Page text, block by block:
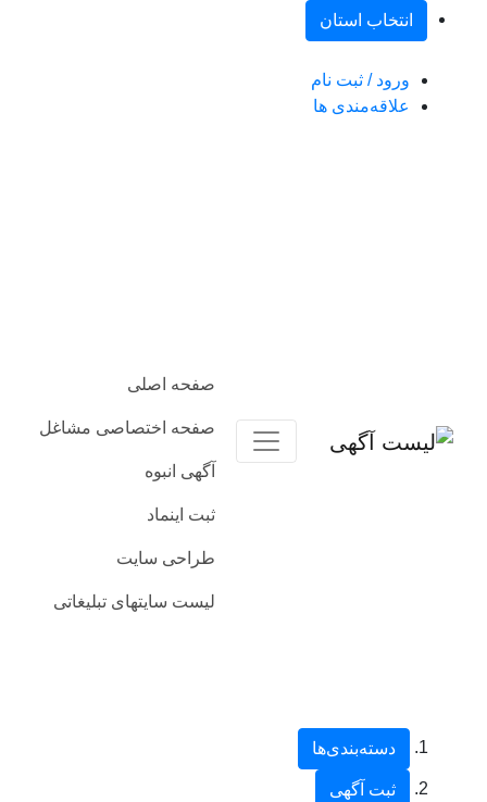
انتخاب استان
ورود / ثبت نام
علاقه‌مندی ها
صفحه اصلی
صفحه اختصاصی مشاغل
آگهی‌ انبوه
ثبت اینماد
طراحی سایت
لیست سایتهای تبلیغاتی
دسته‌بندی‌ها
ثبت آگهی